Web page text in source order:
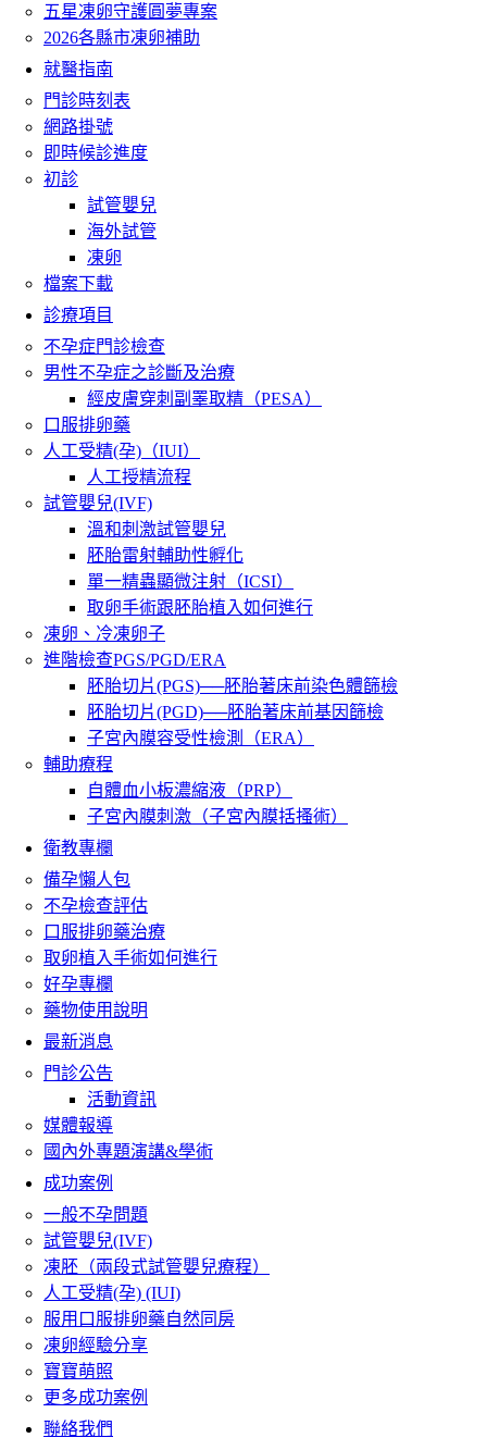
五星凍卵守護圓夢專案
2026各縣市凍卵補助
就醫指南
門診時刻表
網路掛號
即時候診進度
初診
試管嬰兒
海外試管
凍卵
檔案下載
診療項目
不孕症門診檢查
男性不孕症之診斷及治療
經皮膚穿刺副睪取精（PESA）
口服排卵藥
人工受精(孕)（IUI）
人工授精流程
試管嬰兒(IVF)
溫和刺激試管嬰兒
胚胎雷射輔助性孵化
單一精蟲顯微注射（ICSI）
取卵手術跟胚胎植入如何進行
凍卵、冷凍卵子
進階檢查PGS/PGD/ERA
胚胎切片(PGS)──胚胎著床前染色體篩檢
胚胎切片(PGD)──胚胎著床前基因篩檢
子宮內膜容受性檢測（ERA）
輔助療程
自體血小板濃縮液（PRP）
子宮內膜刺激（子宮內膜括搔術）
衛教專欄
備孕懶人包
不孕檢查評估
口服排卵藥治療
取卵植入手術如何進行
好孕專欄
藥物使用說明
最新消息
門診公告
活動資訊
媒體報導
國內外專題演講&學術
成功案例
一般不孕問題
試管嬰兒(IVF)
凍胚（兩段式試管嬰兒療程）
人工受精(孕) (IUI)
服用口服排卵藥自然同房
凍卵經驗分享
寶寶萌照
更多成功案例
聯絡我們